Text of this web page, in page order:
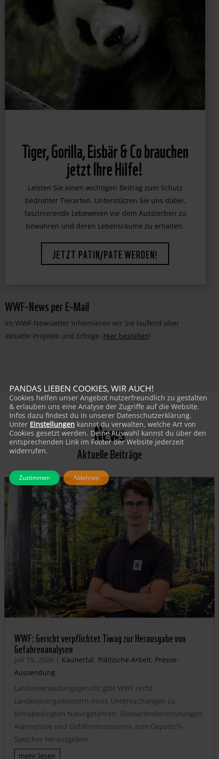
WWF-News per E-Mail
Im WWF-Newsletter informieren wir Sie laufend über
aktuelle Projekte und Erfolge: Hier bestellen!
News
Aktuelle Beiträge
WWF: Gericht verpflichtet Tiwag zur Herausgabe von
Gefahrenanalysen
Juli 15, 2026 | Kaunertal, Politische Arbeit, Presse-
Aussendung
Landesverwaltungsgericht gibt WWF recht:
Landesenergiekonzern muss Untersuchungen zu
klimabedingten Naturgefahren, Flutwellenberechnungen,
Alarmpläne und Gefahrenszenarien zum Gepatsch-
Speicher herausgeben
mehr lesen
PANDAS LIEBEN COOKIES, WIR AUCH!
Cookies helfen unser Angebot nutzerfreundlich zu gestalten
& erlauben uns eine Analyse der Zugriffe auf die Website.
Infos dazu findest du in unserer Datenschutzerklärung.
Unter Einstellungen kannst du verwalten, welche Art von
Cookies gesetzt werden. Deine Auswahl kannst du über den
entsprechenden Link im Footer der Website jederzeit
widerrufen.
Zustimmen Ablehnen